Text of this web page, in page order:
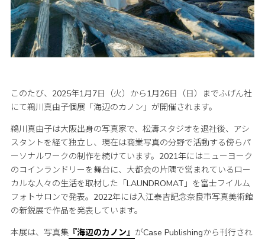
このたび、2025年1月7日（火）から1月26日（日）までふげん社
にて鵜川真由子個展「海辺のカノン」が開催されます。
鵜川真由子は大阪出身の写真家で、松濤スタジオを退社後、アシ
スタントを経て独立し、現在は商業写真の分野で活動する傍らパ
ーソナルワークの制作を続けています。2021年にはニューヨーク
のコインランドリーを舞台に、大都会の片隅で営まれているロー
カルな人々の生活を取材した「LAUNDROMAT」を富士フイルム
フォトサロンで発表。2022年には入江泰吉記念奈良市写真美術館
の新鋭展で作品を発表しています。
本展は、写真集『海辺のカノン』 がCase Publishingから刊行され